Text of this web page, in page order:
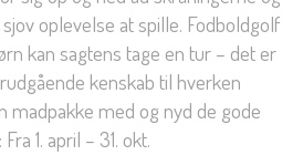
oplevelse at spille. Fodboldgolf
kan sagtens tage en tur – det er
kenskab til hverken
madpakke med og nyd de gode
1. april – 31. okt.